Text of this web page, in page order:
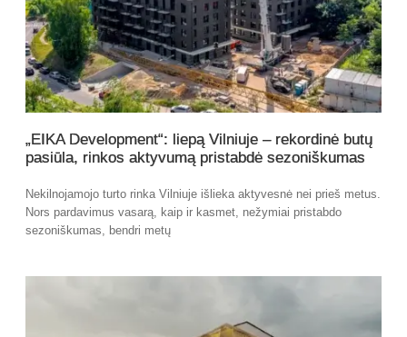
„EIKA Development“: liepą Vilniuje – rekordinė butų
pasiūla, rinkos aktyvumą pristabdė sezoniškumas
Nekilnojamojo turto rinka Vilniuje išlieka aktyvesnė nei prieš metus.
Nors pardavimus vasarą, kaip ir kasmet, nežymiai pristabdo
sezoniškumas, bendri metų